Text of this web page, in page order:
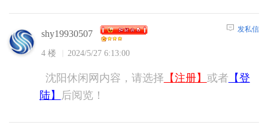
shy19930507
4 楼 2024/5/27 6:13:00
发私信
沈阳休闲网内容，请选择 【注册】 或者 【登
陆】
后阅览！